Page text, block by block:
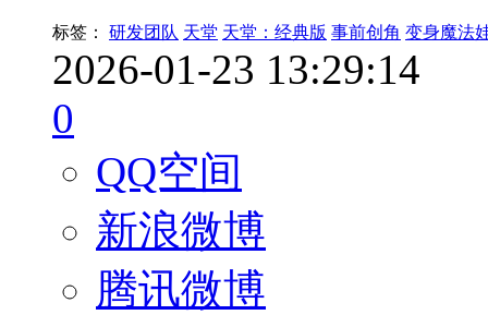
标签： 研发团队 天堂 天堂：经典版 事前创角 变身魔法
2026-01-23 13:29:14
0
QQ空间
新浪微博
腾讯微博